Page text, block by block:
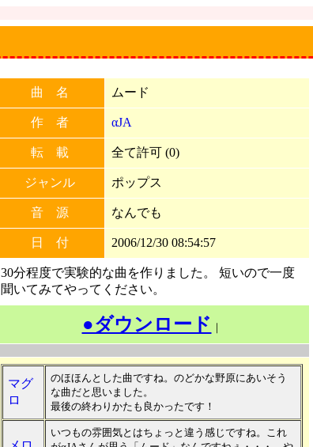
曲 名 ムード
作 者 αJA
転 載 全て許可 (0)
ジャンル ポップス
音 源 なんでも
日 付 2006/12/30 08:54:57
30分程度で実験的な曲を作りました。 短いので一度
聞いてみてやってください。
●ダウンロード ｜
マグ
ロ
のほほんとした曲ですね。のどかな野原にあいそう
な曲だと思いました。
最後の終わりかたも良かったです！
いつもの雰囲気とはちょっと違う感じですね。これ